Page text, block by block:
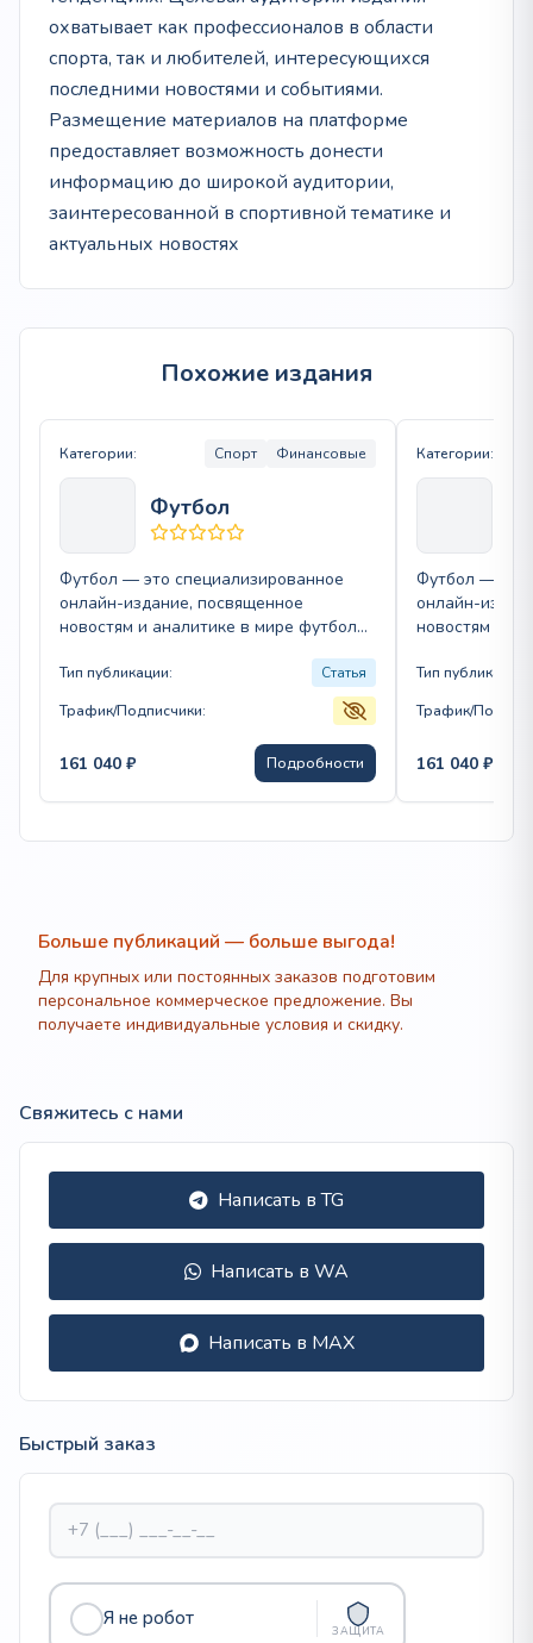
охватывает как профессионалов в области
спорта, так и любителей, интересующихся
последними новостями и событиями.
Размещение материалов на платформе
предоставляет возможность донести
информацию до широкой аудитории,
заинтересованной в спортивной тематике и
актуальных новостях
Похожие издания
Категории: Спорт Финансовые
Футбол
Футбол — это специализированное
онлайн-издание, посвященное
новостям и аналитике в мире футбола.
публикации статей, охватывающие все
Тип публикации:
Статья
Трафик/Подписчики:
161 040 ₽ Подробности
Категории:
Футбол — это
онлайн-
новостям и
публикации
Тип публикации:
Трафик/
161 040 ₽
Больше публикаций — больше выгода!
Для крупных или постоянных заказов подготовим
персональное коммерческое предложение. Вы
получаете индивидуальные условия и скидку.
Свяжитесь с нами
Написать в TG
Написать в WA
Написать в MAX
Быстрый заказ
Я не робот
ЗАЩИТА